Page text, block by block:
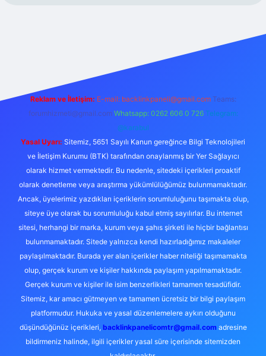
m elexbet
Reklam ve İletişim: E-mail: backlinkpaneli@gmail.com Teams:
forumhizmeti@gmail.com Whatsapp: 0262 606 0 726 Telegram:
@karabul
Yasal Uyarı: Sitemiz, 5651 Sayılı Kanun gereğince Bilgi Teknolojileri
ve İletişim Kurumu (BTK) tarafından onaylanmış bir Yer Sağlayıcı
olarak hizmet vermektedir. Bu nedenle, sitedeki içerikleri proaktif
olarak denetleme veya araştırma yükümlülüğümüz bulunmamaktadır.
Ancak, üyelerimiz yazdıkları içeriklerin sorumluluğunu taşımakta olup,
siteye üye olarak bu sorumluluğu kabul etmiş sayılırlar. Bu internet
sitesi, herhangi bir marka, kurum veya şahıs şirketi ile hiçbir bağlantısı
bulunmamaktadır. Sitede yalnızca kendi hazırladığımız makaleler
paylaşılmaktadır. Burada yer alan içerikler haber niteliği taşımamakta
olup, gerçek kurum ve kişiler hakkında paylaşım yapılmamaktadır.
Gerçek kurum ve kişiler ile isim benzerlikleri tamamen tesadüfidir.
Sitemiz, kar amacı gütmeyen ve tamamen ücretsiz bir bilgi paylaşım
platformudur. Hukuka ve yasal düzenlemelere aykırı olduğunu
düşündüğünüz içerikleri, backlinkpanelicomtr@gmail.comadresine
bildirmeniz halinde, ilgili içerikler yasal süre içerisinde sitemizden